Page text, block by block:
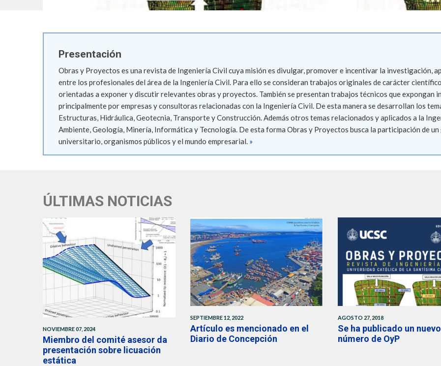
Presentación
Obras y Proyectos es una revista de Ingeniería Civil cuya misión es divulgar, promover e incentivar la investigación,
entre los profesionales del área de la Ingeniería Civil. Para ello se consideran trabajos originales de carácter
orientadas a exponer y discutir relevantes obras y proyectos. También se presentan trabajos técnicos que expongan
principalmente por empresas y consultoras relacionadas con la Ingeniería Civil. De esta manera se desarrollan los
Estructuras, Hidráulica, Geotecnia, Transporte y Construcción. Además otros temas relacionados y aplicados a la
Ambiente, Geología, Minería, Informática y Tecnología. De esta forma Obras y Proyectos busca la participación de un
universitario, organismos públicos y el mundo empresarial. »
ÚLTIMAS NOTICIAS
NOVIEMBRE 07, 2024
Miembro del comité asesor da
presentación sobre licuación
estática
SEPTIEMBRE 12, 2022
Artículo es mencionado en el
Diario de Concepción
AGOSTO 27, 2018
Se ha publicado un nuevo
número de OyP